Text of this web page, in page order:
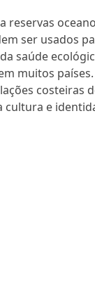
reservas
ser usados
saúde
muitos
costeiras
cultura e